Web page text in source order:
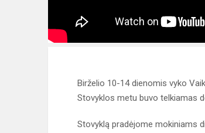
Birželio 10-14 dienomis vyko
Stovyklos metu buvo telkiamas
Stovyklą pradėjome mokiniams